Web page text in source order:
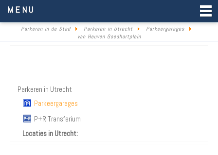
MENU
Parkeren in de Stad Parkeren in Utrecht
Parkeergarages
van Heuven Goedhartplein
Parkeren in Utrecht
Parkeergarages
P+R Transferium
Locaties in Utrecht: